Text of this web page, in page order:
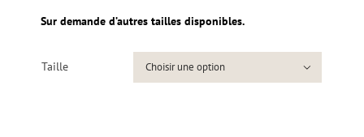
Sur demande d’autres tailles disponibles.
Taille 